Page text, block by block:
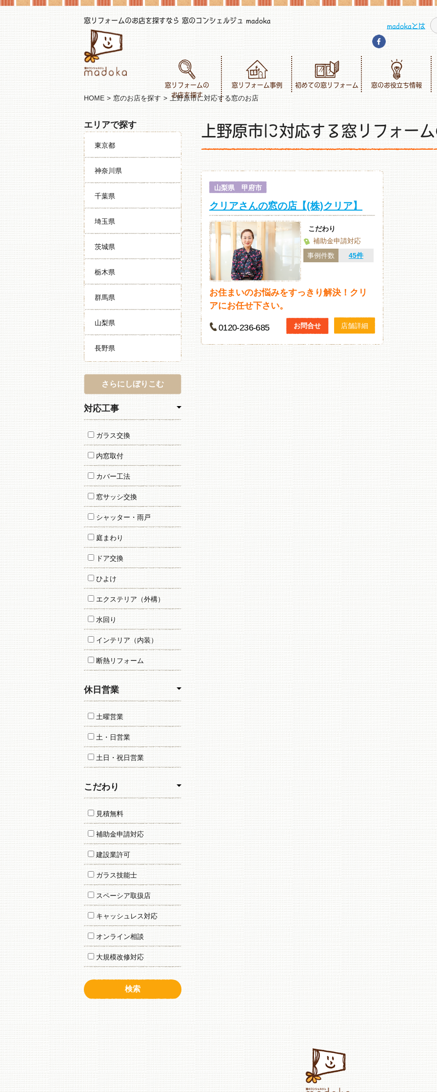
窓リフォームのお店を探すなら 窓のコンシェルジュ madoka madokaとは
窓リフォームの
お店を探す
窓リフォーム事例 初めての窓リフォーム 窓のお役立ち情報
HOME 窓のお店を探す 上野原市に対応する窓のお店
エリアで探す
東京都
神奈川県
千葉県
埼玉県
茨城県
栃木県
群馬県
山梨県
長野県
さらにしぼりこむ
対応工事
ガラス交換
内窓取付
カバー工法
窓サッシ交換
シャッター・雨戸
庭まわり
ドア交換
ひよけ
エクステリア（外構）
水回り
インテリア（内装）
断熱リフォーム
休日営業
土曜営業
土・日営業
土日・祝日営業
こだわり
見積無料
補助金申請対応
建設業許可
ガラス技能士
スペーシア取扱店
キャッシュレス対応
オンライン相談
大規模改修対応
上野原市に対応する窓リフォー
山梨県 甲府市
クリアさんの窓の店【(株)クリア】
こだわり
補助金申請対応
事例件数
45件
お住まいのお悩みをすっきり解決！クリ
アにお任せ下さい。
0120-236-685 お問合せ 店舗詳細